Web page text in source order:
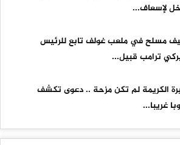
لإسعاف...
مسلح في ملعب غولف تابع للرئيس
ترامب قبيل...
الكريمة لم تكن مزحة .. دعوى تكشف
غريبا...